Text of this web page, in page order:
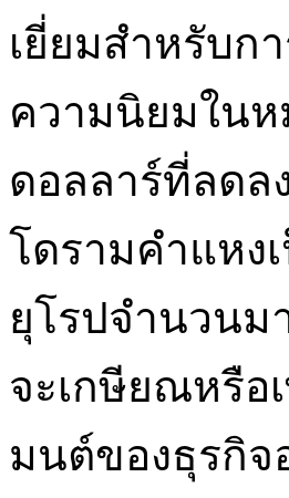
เยี่ยมสำหรับก
ความนิยมในห
ดอลลาร์ที่ลดล
โดรามคำแหง
ยุโรปจำนวน
จะเกษียณหรือ
มนต์ของธุรกิจ